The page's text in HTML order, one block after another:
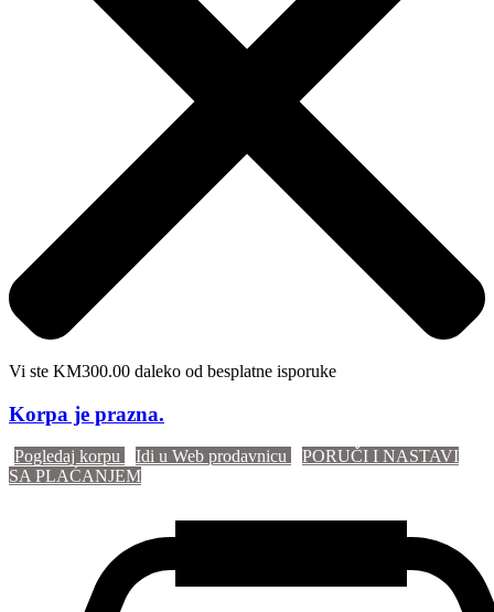
Vi ste KM300.00 daleko od besplatne isporuke
Korpa je prazna.
Pogledaj korpu Idi u Web prodavnicu
PORUČI I NASTAVI
SA PLAĆANJEM